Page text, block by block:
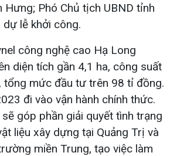
Hưng; Phó Chủ tịch UBND tỉnh
lễ khởi công.
công nghệ cao Hạ Long
diện tích gần 4,1 ha, công suất
tổng mức đầu tư trên 98 tỉ đồng.
đi vào vận hành chính thức.
góp phần giải quyết tình trạng
liệu xây dựng tại Quảng Trị và
miền Trung, tạo việc làm